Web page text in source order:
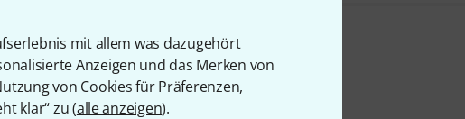
mit allem was dazugehört
Anzeigen und das Merken von
von Cookies für Präferenzen,
klar“ zu (alle anzeigen).